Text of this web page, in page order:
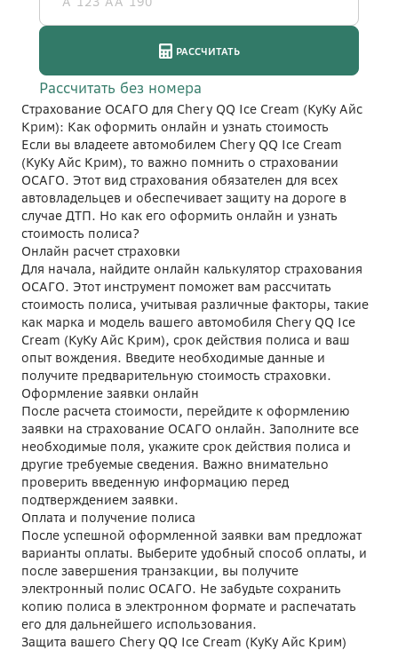
Страхование ОСАГО для Chery QQ Ice Cream (КуКу Айс
Крим): Как оформить онлайн и узнать стоимость
Если вы владеете автомобилем Chery QQ Ice Cream
(КуКу Айс Крим), то важно помнить о страховании
ОСАГО. Этот вид страхования обязателен для всех
автовладельцев и обеспечивает защиту на дороге в
случае ДТП. Но как его оформить онлайн и узнать
стоимость полиса?
Онлайн расчет страховки
Для начала, найдите онлайн калькулятор страхования
ОСАГО. Этот инструмент поможет вам рассчитать
стоимость полиса, учитывая различные факторы, такие
как марка и модель вашего автомобиля Chery QQ Ice
Cream (КуКу Айс Крим), срок действия полиса и ваш
опыт вождения. Введите необходимые данные и
получите предварительную стоимость страховки.
Оформление заявки онлайн
После расчета стоимости, перейдите к оформлению
заявки на страхование ОСАГО онлайн. Заполните все
необходимые поля, укажите срок действия полиса и
другие требуемые сведения. Важно внимательно
проверить введенную информацию перед
подтверждением заявки.
Оплата и получение полиса
После успешной оформленной заявки вам предложат
варианты оплаты. Выберите удобный способ оплаты, и
после завершения транзакции, вы получите
электронный полис ОСАГО. Не забудьте сохранить
копию полиса в электронном формате и распечатать
его для дальнейшего использования.
Защита вашего Chery QQ Ice Cream (КуКу Айс Крим)